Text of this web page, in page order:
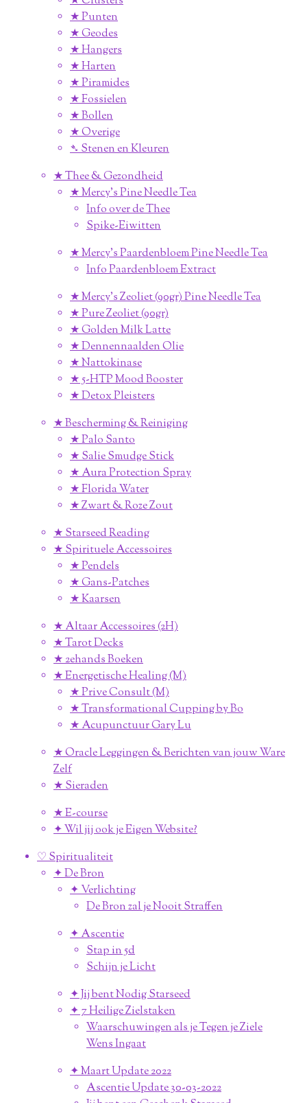
★ Punten
★ Geodes
★ Hangers
★ Harten
★ Piramides
★ Fossielen
★ Bollen
★ Overige
➴ Stenen en Kleuren
★ Thee & Gezondheid
★ Mercy's Pine Needle Tea
Info over de Thee
Spike-Eiwitten
★ Mercy's Paardenbloem Pine Needle Tea
Info Paardenbloem Extract
★ Mercy's Zeoliet (90gr) Pine Needle Tea
★ Pure Zeoliet (90gr)
★ Golden Milk Latte
★ Dennennaalden Olie
★ Nattokinase
★ 5-HTP Mood Booster
★ Detox Pleisters
★ Bescherming & Reiniging
★ Palo Santo
★ Salie Smudge Stick
★ Aura Protection Spray
★ Florida Water
★ Zwart & Roze Zout
★ Starseed Reading
★ Spirituele Accessoires
★ Pendels
★ Gans-Patches
★ Kaarsen
★ Altaar Accessoires (2H)
★ Tarot Decks
★ 2ehands Boeken
★ Energetische Healing (M)
★ Prive Consult (M)
★ Transformational Cupping by Bo
★ Acupunctuur Gary Lu
★ Oracle Leggingen & Berichten van jouw Ware
Zelf
★ Sieraden
★ E-course
✦ Wil jij ook je Eigen Website?
♡ Spiritualiteit
✦ De Bron
✦ Verlichting
De Bron zal je Nooit Straffen
✦ Ascentie
Stap in 5d
Schijn je Licht
✦ Jij bent Nodig Starseed
✦ 7 Heilige Zielstaken
Waarschuwingen als je Tegen je Ziele
Wens Ingaat
✦ Maart Update 2022
Ascentie Update 30-03-2022